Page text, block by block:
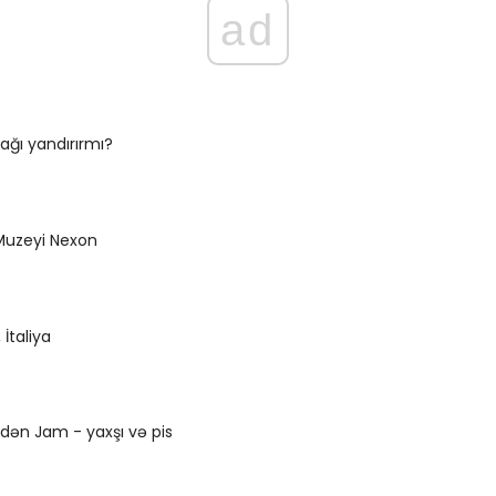
ad
yandırırmı?
Nexon
İtaliya
Jam - yaxşı və pis